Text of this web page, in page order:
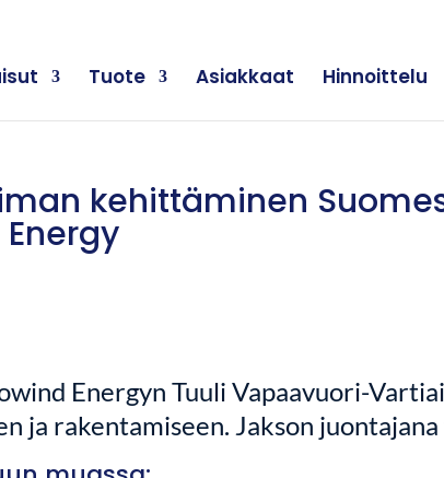
Tuote Asiakkaat Hinnoittelu
kehittäminen
Energyn Tuuli Vapaavuori-
ja rakentamiseen. Jakson